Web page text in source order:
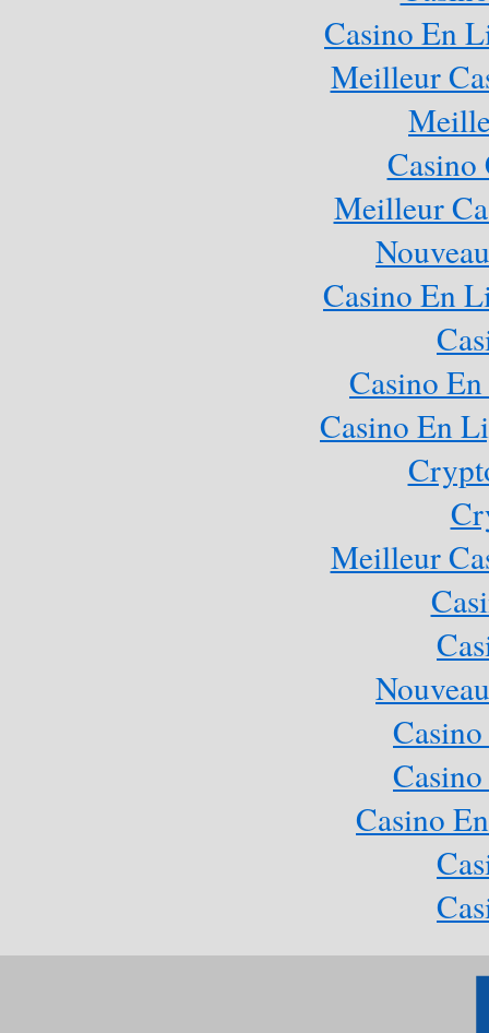
Casino En
Meilleur
Meilleur
Casino En
Casino
Casino En
Meilleur
Casino